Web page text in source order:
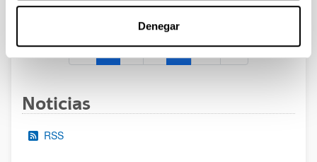
Denegar
al 30/07/2026 (ambos incluídos)
Página
1 Página
2 Página
3 ...Páginas intermedias Use TAB
Página
95
Noticias
RSS